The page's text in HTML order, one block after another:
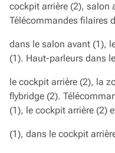
cockpit arrière (2), salon
Télécommandes filaires
dans le salon avant (1),
(1). Haut-parleurs dans
le cockpit arrière (2), la
flybridge (2).
(1), le cockpit arrière (2)
(1), dans le cockpit